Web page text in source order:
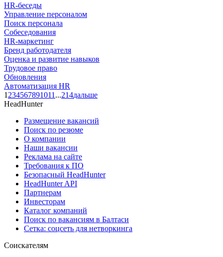
HR-беседы
Управление персоналом
Поиск персонала
Собеседования
HR-маркетинг
Бренд работодателя
Оценка и развитие навыков
Трудовое право
Обновления
Автоматизация HR
1 234567891011 ...214дальше
HeadHunter
Размещение вакансий
Поиск по резюме
О компании
Наши вакансии
Реклама на сайте
Требования к ПО
Безопасный HeadHunter
HeadHunter API
Партнерам
Инвесторам
Каталог компаний
Поиск по вакансиям в Балтаси
Сетка: соцсеть для нетворкинга
Соискателям